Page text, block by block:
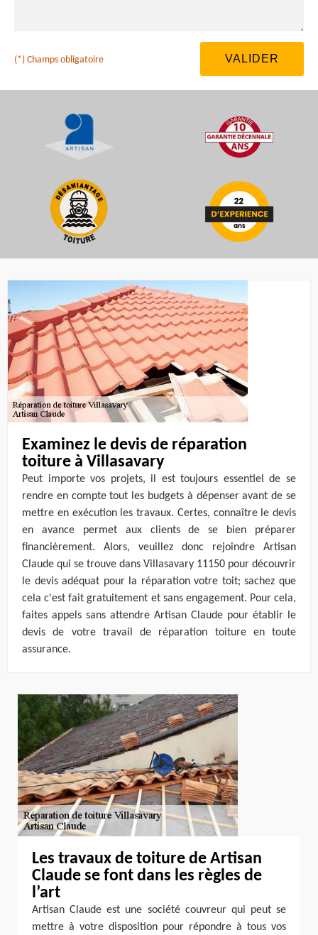
(*) Champs obligatoire
Examinez le devis de réparation
toiture à Villasavary
Peut importe vos projets, il est toujours essentiel de se
rendre en compte tout les budgets à dépenser avant de se
mettre en exécution les travaux. Certes, connaître le devis
en avance permet aux clients de se bien préparer
financièrement. Alors, veuillez donc rejoindre Artisan
Claude qui se trouve dans Villasavary 11150 pour découvrir
le devis adéquat pour la réparation votre toit; sachez que
cela c'est fait gratuitement et sans engagement. Pour cela,
faites appels sans attendre Artisan Claude pour établir le
devis de votre travail de réparation toiture en toute
assurance.
Les travaux de toiture de Artisan
Claude se font dans les règles de
l’art
Artisan Claude est une société couvreur qui peut se
mettre à votre disposition pour répondre à tous vos